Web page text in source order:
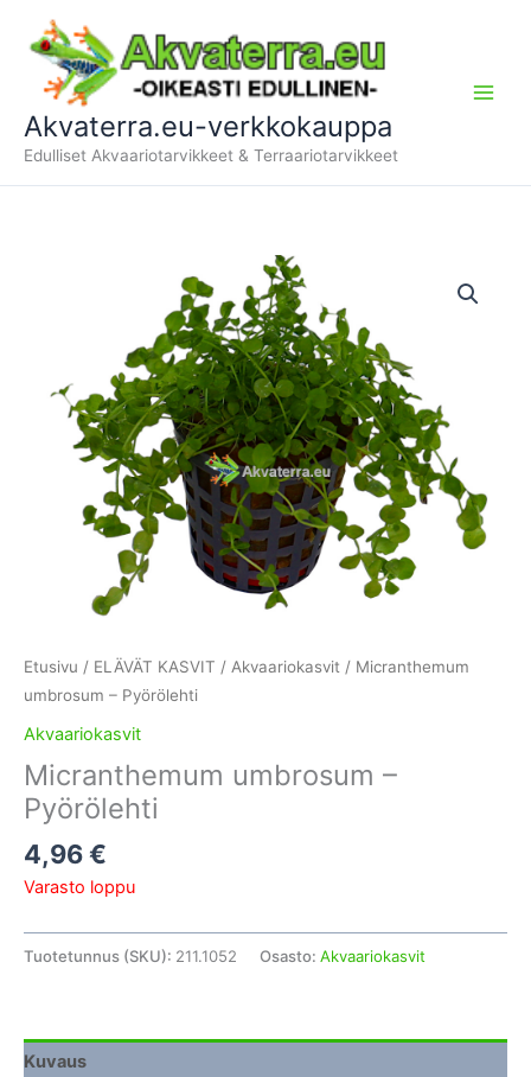
sisältöön
Akvaterra.eu-verkkokauppa
Edulliset Akvaariotarvikkeet & Terraariotarvikkeet
Etusivu / ELÄVÄT KASVIT / Akvaariokasvit / Micranthemum
umbrosum – Pyörölehti
Akvaariokasvit
Micranthemum umbrosum –
Pyörölehti
4,96€
Varasto loppu
Tuotetunnus (SKU): 211.1052 Osasto: Akvaariokasvit
Kuvaus